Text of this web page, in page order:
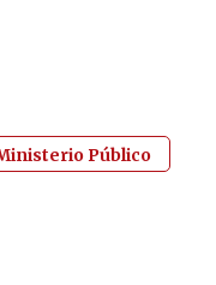
Público